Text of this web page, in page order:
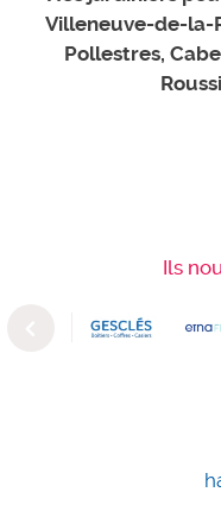
Villeneuve-de-la-
Pollestres,
Ils
Previous